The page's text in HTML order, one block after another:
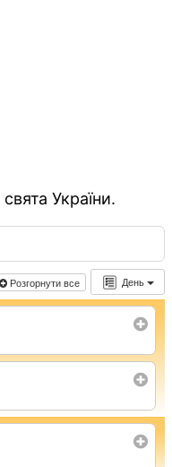
України.
День
Розгорнути все